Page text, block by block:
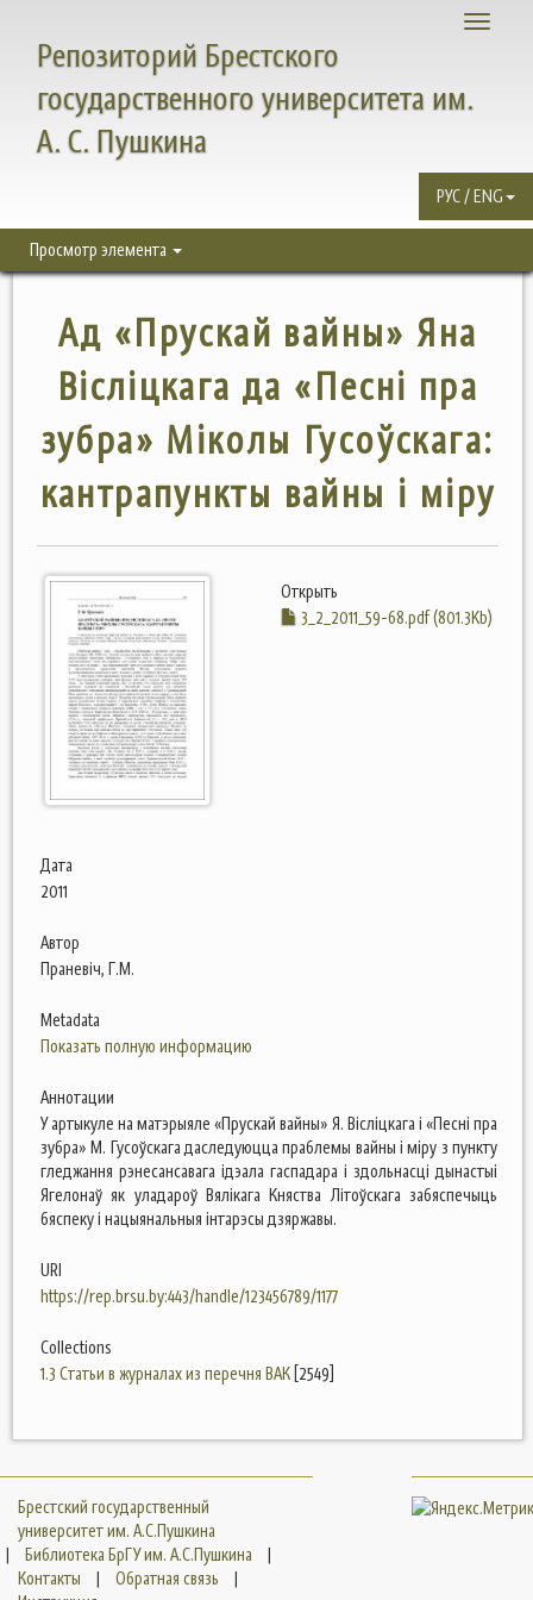
Toggle
Репозиторий Брестского
государственного университета им.
А. С. Пушкина
РУС / ENG
Просмотр элемента
Ад «Прускай вайны» Яна
Вісліцкага да «Песні пра
зубра» Міколы Гусоўскага:
кантрапункты вайны і міру
Открыть
3_2_2011_59-68.pdf (801.3Kb)
Дата
2011
Автор
Праневіч, Г.М.
Metadata
Показать полную информацию
Аннотации
У артыкуле на матэрыяле «Прускай вайны» Я. Вісліцкага і «Песні пра
зубра» М. Гусоўскага даследуюцца праблемы вайны і міру з пункту
гледжання рэнесансавага ідэала гаспадара і здольнасці дынастыі
Ягелонаў як уладароў Вялікага Княства Літоўскага забяспечыць
бяспеку і нацыянальныя інтарэсы дзяржавы.
URI
https://rep.brsu.by:443/handle/123456789/1177
Collections
1.3 Статьи в журналах из перечня ВАК [2549]
Брестский государственный
университет им. А.С.Пушкина
|
Библиотека БрГУ им. А.С.Пушкина
|
Контакты
| Обратная связь
|